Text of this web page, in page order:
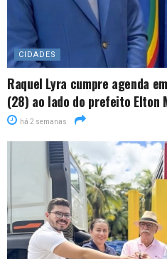
CIDADES
Raquel Lyra cumpre agenda
(28) ao lado do prefeito Elton
há 2 semanas